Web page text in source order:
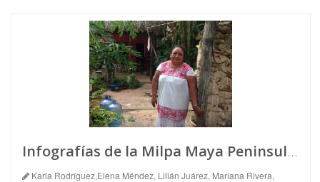
Infografías de la Milpa Maya Peninsular en Valladolid y Tinum al Oriente del Estado de Yucatán
Karla Rodríguez,Elena Méndez, Lilián Juárez, Mariana Rivera,